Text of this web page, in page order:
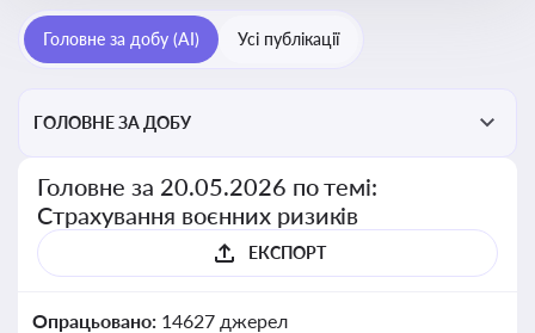
Головне за добу (AI) Усі публікації
ГОЛОВНЕ ЗА ДОБУ
Головне за 20.05.2026 по темі:
Страхування воєнних ризиків
ЕКСПОРТ
Опрацьовано: 14627 джерел